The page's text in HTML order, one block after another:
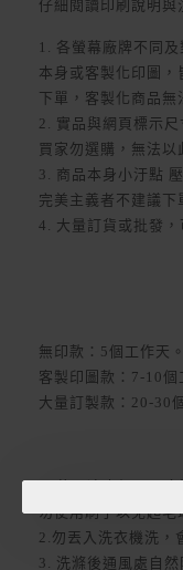
仔細閱讀印刷說明與
1. 各螢幕廠牌不同
本身或客製化印圖
下單，客製化商品無
2. 實品與網頁標示
買家勿選購，無法以
3. 商品本身小汙點
完美主義者不建議下
4. 大量訂貨或批發，
無印款：5個工作天。
客製印圖款：7-10個
大量訂製款：20-30
1. 使用冷水加入不
勿使用刷子以免起毛
2.勿丟入洗衣機洗，
3. 洗滌後通風處自然